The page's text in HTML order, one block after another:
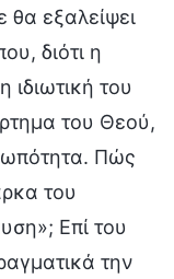
θα εξαλείψει
διότι η
του
του Θεού,
Πώς
του
Επί του
την